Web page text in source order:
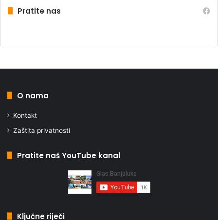
Pratite nas
O nama
Kontakt
Zaštita privatnosti
Pratite naš YouTube kanal
Ključne riječi